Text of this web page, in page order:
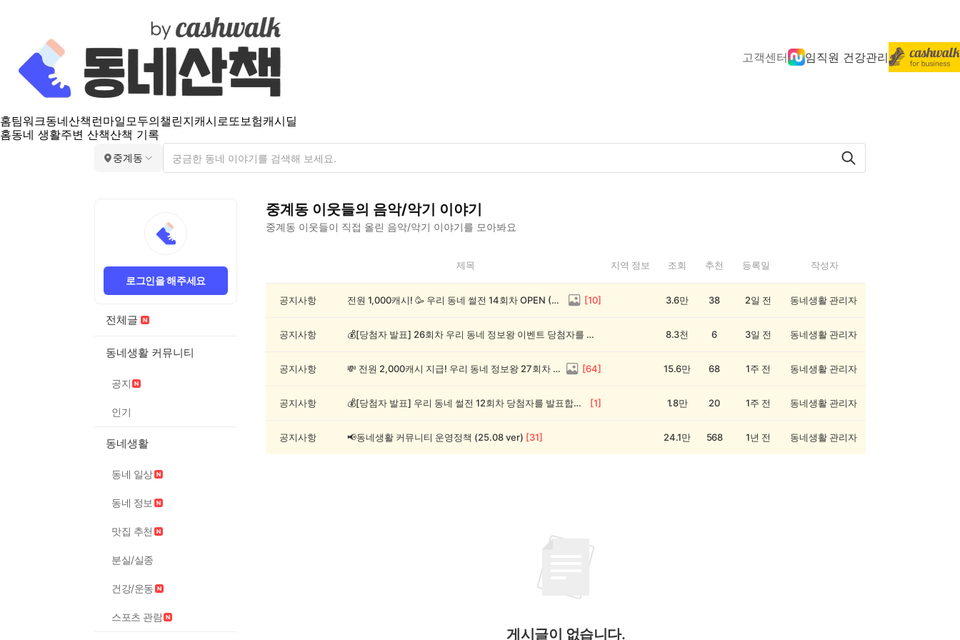
고객센터 임직원 건강관리
홈팀워크동네산책 런마일모두의챌린지캐시로또보험캐시딜
홈동네 생활주변 산책산책 기록
중계동
로그인을 해주세요
전체글
동네생활 커뮤니티
공지
인기
동네생활
동네 일상
동네 정보
맛집 추천
분실/실종
건강/운동
스포츠 관람
중계동 이웃들의 음악/악기 이야기
중계동 이웃들이 직접 올린 음악/악기 이야기를 모아봐요
동
제목 지역 정보 조회 추천 등록일 작성자
공지사항 전원 1,000캐시! 🥳 우리 동네 썰전 14회차 OPEN (~8/17) [10] 3.6만 38 2일 전 동네생활 관리자
공지사항 💰[당첨자 발표] 26회차 우리 동네 정보왕 이벤트 당첨자를 발표합니다! 8.3천 6 3일 전 동네생활 관리자
공지사항 💸 전원 2,000캐시 지급! 우리 동네 정보왕 27회차 (~8/10) [64] 15.6만 68 1주 전 동네생활 관리자
공지사항 💰[당첨자 발표] 우리 동네 썰전 12회차 당첨자를 발표합니다! [1] 1.8만 20 1주 전 동네생활 관리자
공지사항 📢동네생활 커뮤니티 운영정책 (25.08 ver) [31] 24.1만 568 1년 전 동네생활 관리자
게시글이 없습니다.